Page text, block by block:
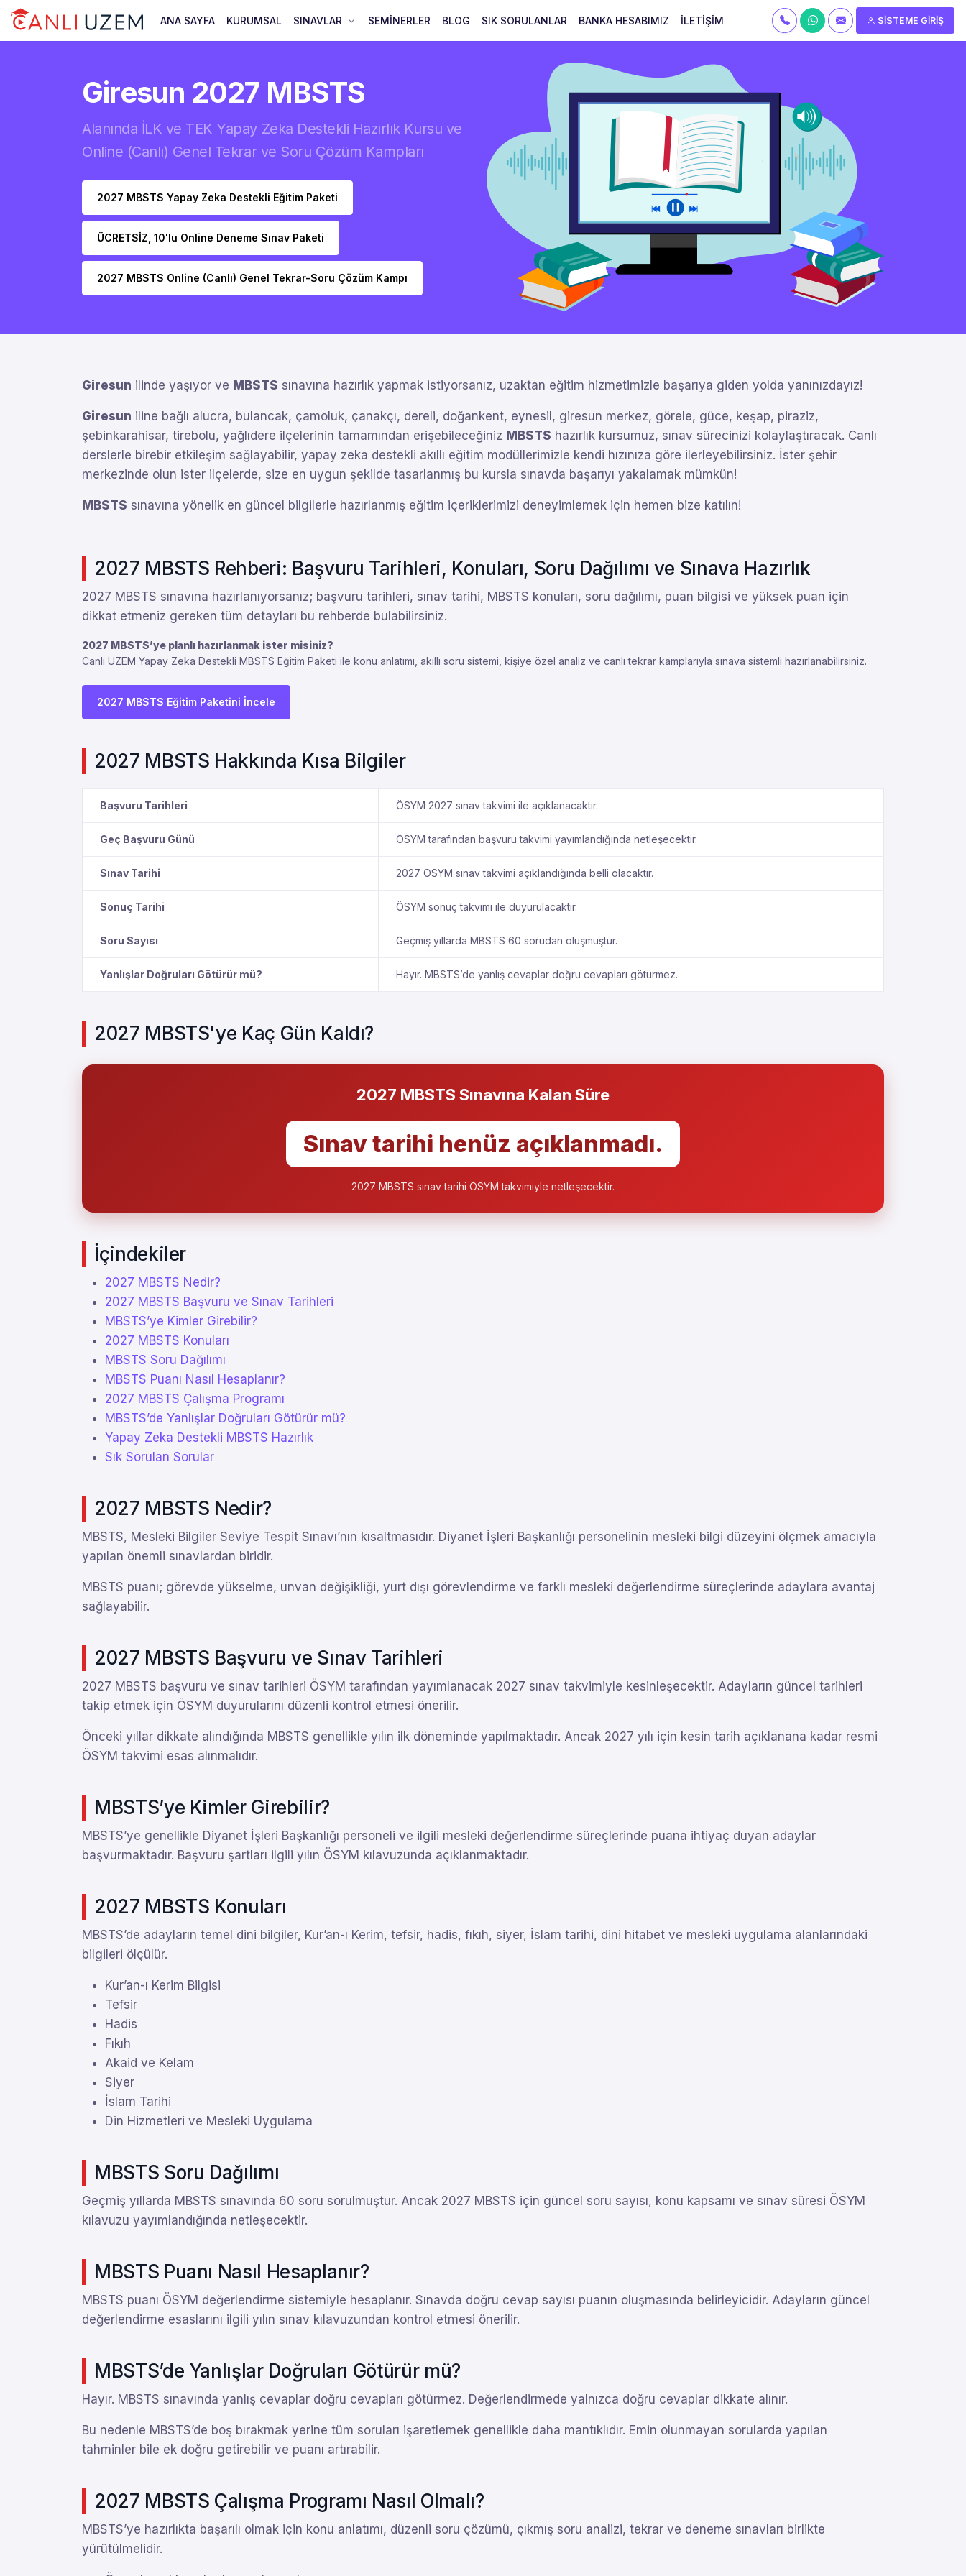
SİSTEME GİRİŞ
ANA SAYFA KURUMSAL SINAVLAR SEMİNERLER BLOG SIK SORULANLAR BANKA HESABIMIZ İLETİŞİM
Giresun 2027 MBSTS
Alanında İLK ve TEK Yapay Zeka Destekli Hazırlık Kursu ve
Online (Canlı) Genel Tekrar ve Soru Çözüm Kampları
2027 MBSTS Yapay Zeka Destekli Eğitim Paketi
ÜCRETSİZ, 10'lu Online Deneme Sınav Paketi
2027 MBSTS Online (Canlı) Genel Tekrar-Soru Çözüm Kampı
Giresun ilinde yaşıyor ve MBSTS sınavına hazırlık yapmak istiyorsanız, uzaktan eğitim hizmetimizle başarıya giden yolda yanınızdayız!
Giresun iline bağlı alucra, bulancak, çamoluk, çanakçı, dereli, doğankent, eynesil, giresun merkez, görele, güce, keşap, piraziz,
şebinkarahisar, tirebolu, yağlıdere ilçelerinin tamamından erişebileceğiniz MBSTS hazırlık kursumuz, sınav sürecinizi kolaylaştıracak. Canlı
derslerle birebir etkileşim sağlayabilir, yapay zeka destekli akıllı eğitim modüllerimizle kendi hızınıza göre ilerleyebilirsiniz. İster şehir
merkezinde olun ister ilçelerde, size en uygun şekilde tasarlanmış bu kursla sınavda başarıyı yakalamak mümkün!
MBSTS sınavına yönelik en güncel bilgilerle hazırlanmış eğitim içeriklerimizi deneyimlemek için hemen bize katılın!
2027 MBSTS Rehberi: Başvuru Tarihleri, Konuları, Soru Dağılımı ve Sınava Hazırlık
2027 MBSTS sınavına hazırlanıyorsanız; başvuru tarihleri, sınav tarihi, MBSTS konuları, soru dağılımı, puan bilgisi ve yüksek puan için
dikkat etmeniz gereken tüm detayları bu rehberde bulabilirsiniz.
2027 MBSTS’ye planlı hazırlanmak ister misiniz?
Canlı UZEM Yapay Zeka Destekli MBSTS Eğitim Paketi ile konu anlatımı, akıllı soru sistemi, kişiye özel analiz ve canlı tekrar kamplarıyla sınava sistemli hazırlanabilirsiniz.
2027 MBSTS Eğitim Paketini İncele
2027 MBSTS Hakkında Kısa Bilgiler
Başvuru Tarihleri ÖSYM 2027 sınav takvimi ile açıklanacaktır.
Geç Başvuru Günü ÖSYM tarafından başvuru takvimi yayımlandığında netleşecektir.
Sınav Tarihi 2027 ÖSYM sınav takvimi açıklandığında belli olacaktır.
Sonuç Tarihi ÖSYM sonuç takvimi ile duyurulacaktır.
Soru Sayısı Geçmiş yıllarda MBSTS 60 sorudan oluşmuştur.
Yanlışlar Doğruları Götürür mü? Hayır. MBSTS’de yanlış cevaplar doğru cevapları götürmez.
2027 MBSTS'ye Kaç Gün Kaldı?
2027 MBSTS Sınavına Kalan Süre
Sınav tarihi henüz açıklanmadı.
2027 MBSTS sınav tarihi ÖSYM takvimiyle netleşecektir.
İçindekiler
2027 MBSTS Nedir?
2027 MBSTS Başvuru ve Sınav Tarihleri
MBSTS’ye Kimler Girebilir?
2027 MBSTS Konuları
MBSTS Soru Dağılımı
MBSTS Puanı Nasıl Hesaplanır?
2027 MBSTS Çalışma Programı
MBSTS’de Yanlışlar Doğruları Götürür mü?
Yapay Zeka Destekli MBSTS Hazırlık
Sık Sorulan Sorular
2027 MBSTS Nedir?
MBSTS, Mesleki Bilgiler Seviye Tespit Sınavı’nın kısaltmasıdır. Diyanet İşleri Başkanlığı personelinin mesleki bilgi düzeyini ölçmek amacıyla
yapılan önemli sınavlardan biridir.
MBSTS puanı; görevde yükselme, unvan değişikliği, yurt dışı görevlendirme ve farklı mesleki değerlendirme süreçlerinde adaylara avantaj
sağlayabilir.
2027 MBSTS Başvuru ve Sınav Tarihleri
2027 MBSTS başvuru ve sınav tarihleri ÖSYM tarafından yayımlanacak 2027 sınav takvimiyle kesinleşecektir. Adayların güncel tarihleri
takip etmek için ÖSYM duyurularını düzenli kontrol etmesi önerilir.
Önceki yıllar dikkate alındığında MBSTS genellikle yılın ilk döneminde yapılmaktadır. Ancak 2027 yılı için kesin tarih açıklanana kadar resmi
ÖSYM takvimi esas alınmalıdır.
MBSTS’ye Kimler Girebilir?
MBSTS’ye genellikle Diyanet İşleri Başkanlığı personeli ve ilgili mesleki değerlendirme süreçlerinde puana ihtiyaç duyan adaylar
başvurmaktadır. Başvuru şartları ilgili yılın ÖSYM kılavuzunda açıklanmaktadır.
2027 MBSTS Konuları
MBSTS’de adayların temel dini bilgiler, Kur’an-ı Kerim, tefsir, hadis, fıkıh, siyer, İslam tarihi, dini hitabet ve mesleki uygulama alanlarındaki
bilgileri ölçülür.
Kur’an-ı Kerim Bilgisi
Tefsir
Hadis
Fıkıh
Akaid ve Kelam
Siyer
İslam Tarihi
Din Hizmetleri ve Mesleki Uygulama
MBSTS Soru Dağılımı
Geçmiş yıllarda MBSTS sınavında 60 soru sorulmuştur. Ancak 2027 MBSTS için güncel soru sayısı, konu kapsamı ve sınav süresi ÖSYM
kılavuzu yayımlandığında netleşecektir.
MBSTS Puanı Nasıl Hesaplanır?
MBSTS puanı ÖSYM değerlendirme sistemiyle hesaplanır. Sınavda doğru cevap sayısı puanın oluşmasında belirleyicidir. Adayların güncel
değerlendirme esaslarını ilgili yılın sınav kılavuzundan kontrol etmesi önerilir.
MBSTS’de Yanlışlar Doğruları Götürür mü?
Hayır. MBSTS sınavında yanlış cevaplar doğru cevapları götürmez. Değerlendirmede yalnızca doğru cevaplar dikkate alınır.
Bu nedenle MBSTS’de boş bırakmak yerine tüm soruları işaretlemek genellikle daha mantıklıdır. Emin olunmayan sorularda yapılan
tahminler bile ek doğru getirebilir ve puanı artırabilir.
2027 MBSTS Çalışma Programı Nasıl Olmalı?
MBSTS’ye hazırlıkta başarılı olmak için konu anlatımı, düzenli soru çözümü, çıkmış soru analizi, tekrar ve deneme sınavları birlikte
yürütülmelidir.